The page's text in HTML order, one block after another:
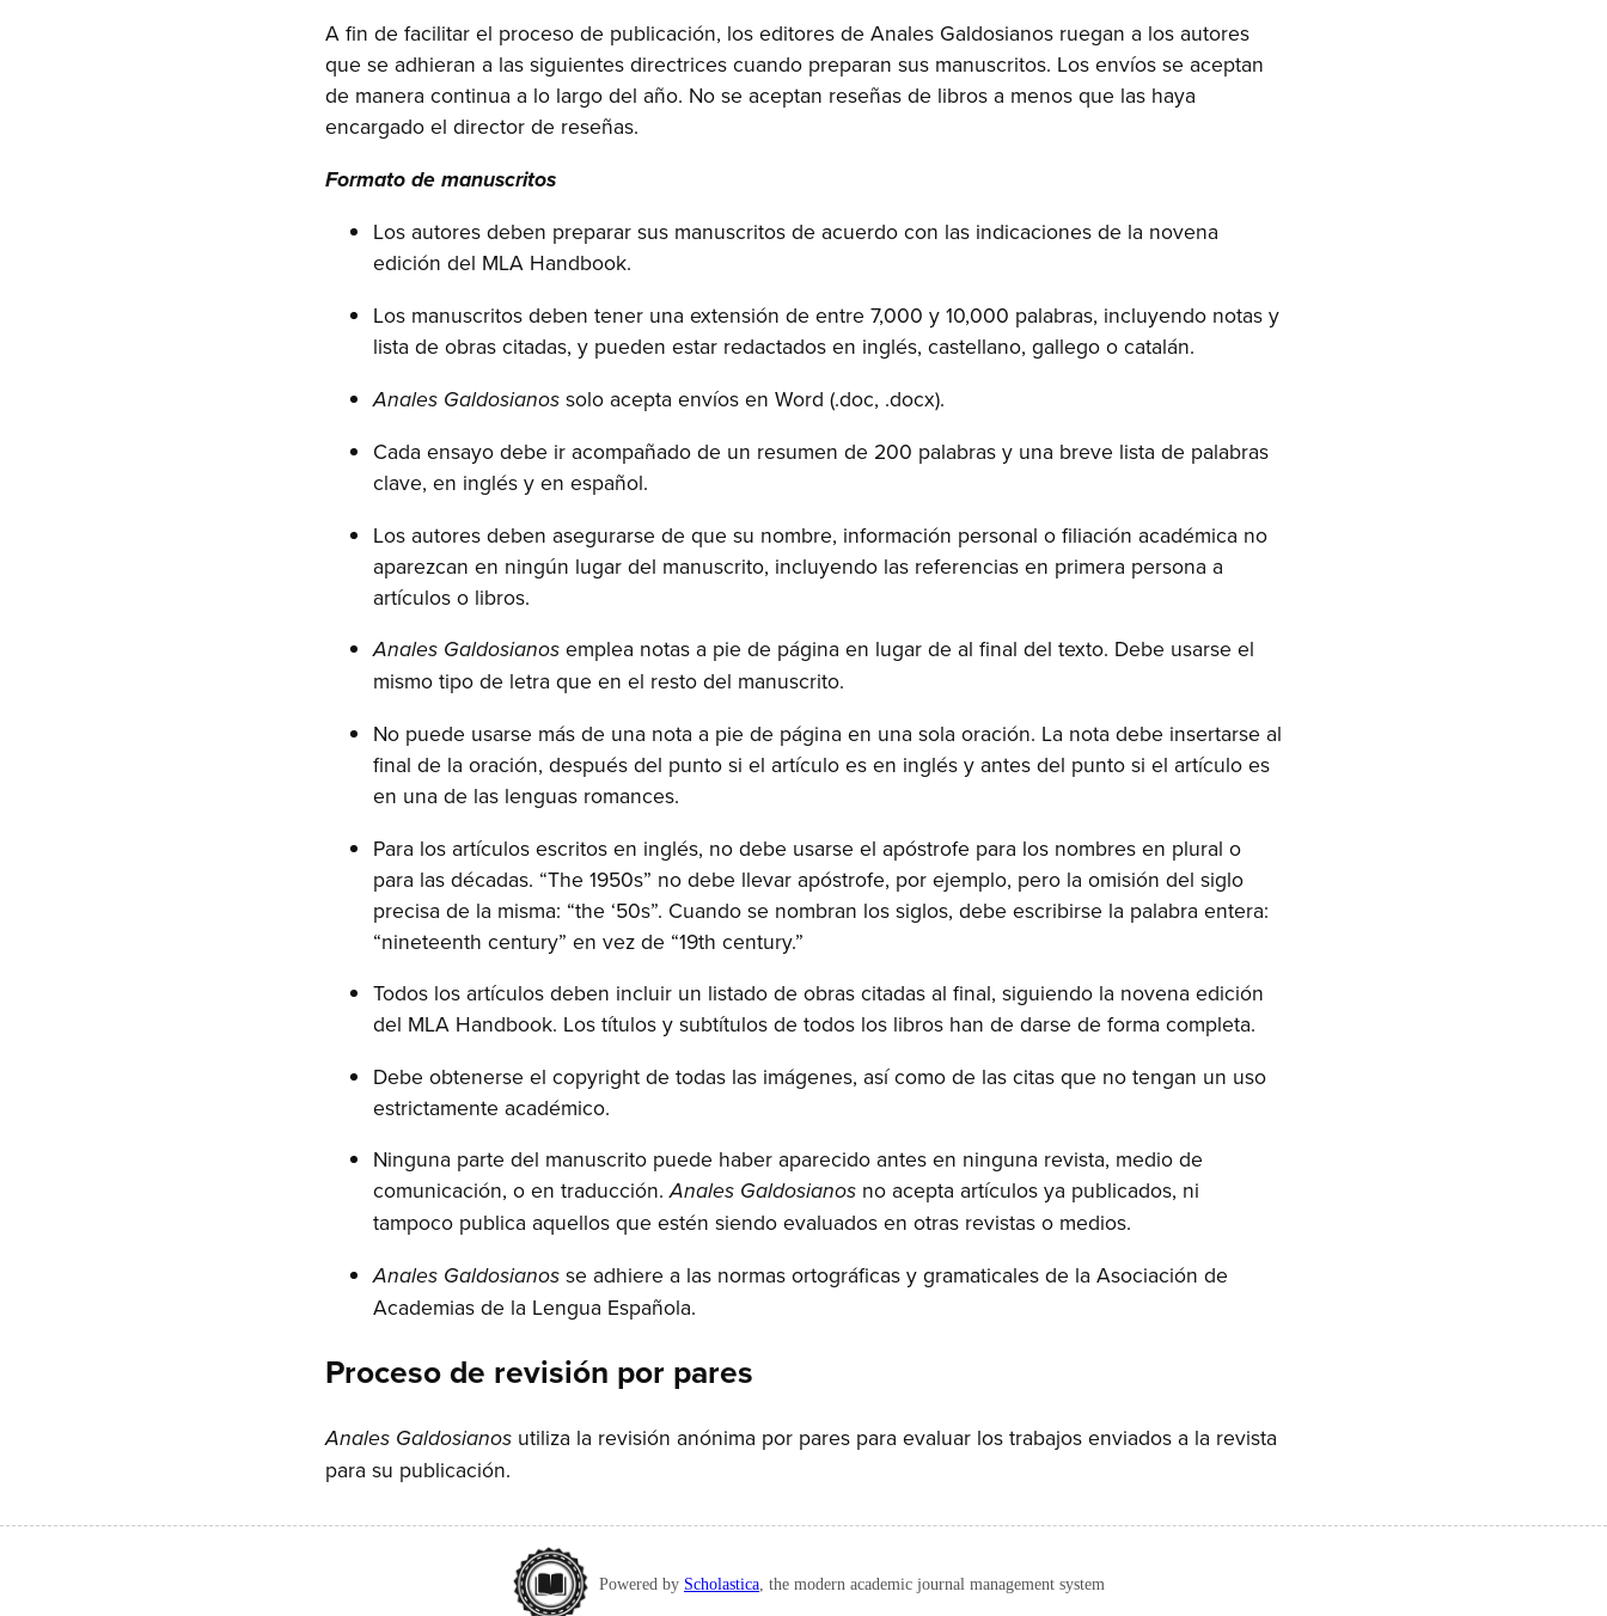
A fin de facilitar el proceso de publicación, los editores de Anales Galdosianos ruegan a los autores
que se adhieran a las siguientes directrices cuando preparan sus manuscritos. Los envíos se aceptan
de manera continua a lo largo del año. No se aceptan reseñas de libros a menos que las haya
encargado el director de reseñas.
Formato de manuscritos
Los autores deben preparar sus manuscritos de acuerdo con las indicaciones de la novena
edición del MLA Handbook.
Los manuscritos deben tener una extensión de entre 7,000 y 10,000 palabras, incluyendo notas y
lista de obras citadas, y pueden estar redactados en inglés, castellano, gallego o catalán.
Anales Galdosianos solo acepta envíos en Word (.doc, .docx).
Cada ensayo debe ir acompañado de un resumen de 200 palabras y una breve lista de palabras
clave, en inglés y en español.
Los autores deben asegurarse de que su nombre, información personal o filiación académica no
aparezcan en ningún lugar del manuscrito, incluyendo las referencias en primera persona a
artículos o libros.
Anales Galdosianos emplea notas a pie de página en lugar de al final del texto. Debe usarse el
mismo tipo de letra que en el resto del manuscrito.
No puede usarse más de una nota a pie de página en una sola oración. La nota debe insertarse al
final de la oración, después del punto si el artículo es en inglés y antes del punto si el artículo es
en una de las lenguas romances.
Para los artículos escritos en inglés, no debe usarse el apóstrofe para los nombres en plural o
para las décadas. “The 1950s” no debe llevar apóstrofe, por ejemplo, pero la omisión del siglo
precisa de la misma: “the ‘50s”. Cuando se nombran los siglos, debe escribirse la palabra entera:
“nineteenth century” en vez de “19th century.”
Todos los artículos deben incluir un listado de obras citadas al final, siguiendo la novena edición
del MLA Handbook. Los títulos y subtítulos de todos los libros han de darse de forma completa.
Debe obtenerse el copyright de todas las imágenes, así como de las citas que no tengan un uso
estrictamente académico.
Ninguna parte del manuscrito puede haber aparecido antes en ninguna revista, medio de
comunicación, o en traducción.Anales Galdosianos no acepta artículos ya publicados, ni
tampoco publica aquellos que estén siendo evaluados en otras revistas o medios.
Anales Galdosianos se adhiere a las normas ortográficas y gramaticales de la Asociación de
Academias de la Lengua Española.
Proceso de revisión por pares
Anales Galdosianos utiliza la revisión anónima por pares para evaluar los trabajos enviados a la revista
para su publicación.
Powered by Scholastica , the modern academic journal management system